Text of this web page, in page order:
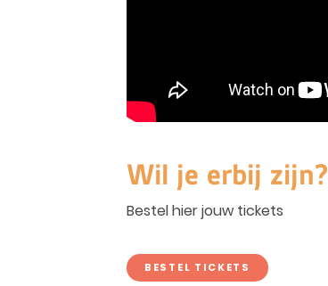
Wil je erbij zijn?
Bestel hier jouw tickets
BESTEL TICKETS